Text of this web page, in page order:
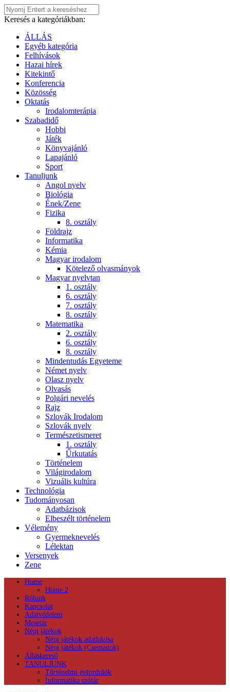
Keresés a kategóriákban:
ÁLLÁS
Egyéb kategória
Felhívások
Hazai hírek
Kitekintő
Konferencia
Közösség
Oktatás
Irodalomterápia
Szabadidő
Hobbi
Játék
Könyvajánló
Lapajánló
Sport
Tanuljunk
Angol nyelv
Biológia
Ének/Zene
Fizika
8. osztály
Földrajz
Informatika
Kémia
Magyar irodalom
Kötelező olvasmányok
Magyar nyelvtan
1. osztály
6. osztály
7. osztály
8. osztály
Matematika
2. osztály
6. osztály
8. osztály
Mindentudás Egyeteme
Német nyelv
Olasz nyelv
Olvasás
Polgári nevelés
Rajz
Szlovák Irodalom
Szlovák nyelv
Természetismeret
1. osztály
Űrkutatás
Történelem
Világirodalom
Vizuális kultúra
Technológia
Tudományosan
Adatbázisok
Elbeszélt történelem
Vélemény
Gyermeknevelés
Lélektan
Versenyek
Zene
Home
Home 2
Rólunk
Kapcsolat
Adatvédelem
Mesetár
Népi játékok
Népi játékok adatbázisa
Népi játékok (Csemadok)
Álláskereső
TANULJUNK
Történelmi évfordulók
Informatika szótár